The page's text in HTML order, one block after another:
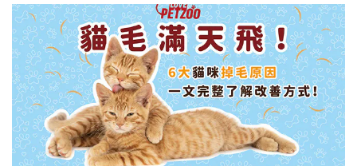
相處中獲得回報狗狗訓練指南，六步驟培養幼犬開始幼犬訓練時，
系統性的方法能帶來最佳效果。從信任建立到習慣養成，每個階段
都至關重要，缺一不可。良好的訓練應循序漸進，把握幼犬成長敏
感期，以積極正向的方式引導。遵循這六個步驟，即使是第一次養
狗的新手，也能輕鬆將調皮的小狗訓練成聽話的好夥伴！建立信任
基礎 幼犬訓練的第一步不是教指令，而是建立信任。剛到新家的幼
犬可能感到緊張不安，給予適當空間適應環境很重要。用溫柔的聲
音交談，提供安全舒適的窩，維持規律的餵食和如廁時間，讓幼犬
若超過 24 小時沒改善，建議就醫。血便（帶血絲或黑色糞便） 👉
可能是嚴重腸胃問題，應立即帶去獸醫院！想知道貓咪拉肚子的真
正原因，只要透過 5 個簡單步驟，就能判斷問題嚴重性，決定是否
需要就醫！接下來我們一起來看看該怎麼做吧！🐾 貓咪拉肚子怎麼
辦？5步驟判斷貓咪拉肚子是否需要馬上看醫生貓咪拉肚子的因素與
許多原因有關，更換食物、誤食異物或不乾淨的東西、寄生蟲、其
他疾病。 5 步驟判斷貓咪拉肚子原因，要不要看醫生？當貓咪拉肚
子時，不用慌張！透過以下 5 個步驟，就能快速判斷原因，並決定